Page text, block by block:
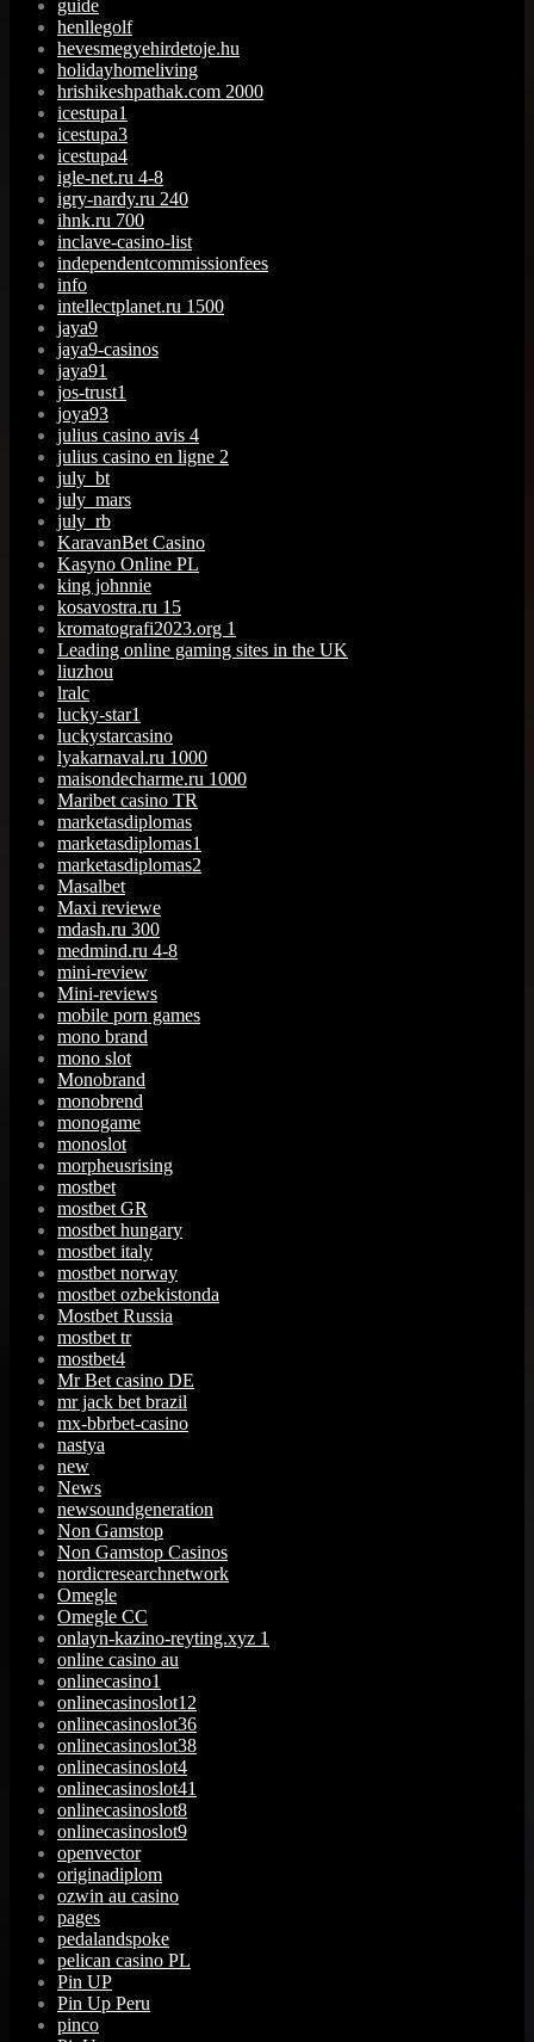
guide
henllegolf
hevesmegyehirdetoje.hu
holidayhomeliving
hrishikeshpathak.com 2000
icestupa1
icestupa3
icestupa4
igle-net.ru 4-8
igry-nardy.ru 240
ihnk.ru 700
inclave-casino-list
independentcommissionfees
info
intellectplanet.ru 1500
jaya9
jaya9-casinos
jaya91
jos-trust1
joya93
julius casino avis 4
julius casino en ligne 2
july_bt
july_mars
july_rb
KaravanBet Casino
Kasyno Online PL
king johnnie
kosavostra.ru 15
kromatografi2023.org 1
Leading online gaming sites in the UK
liuzhou
lralc
lucky-star1
luckystarcasino
lyakarnaval.ru 1000
maisondecharme.ru 1000
Maribet casino TR
marketasdiplomas
marketasdiplomas1
marketasdiplomas2
Masalbet
Maxi reviewe
mdash.ru 300
medmind.ru 4-8
mini-review
Mini-reviews
mobile porn games
mono brand
mono slot
Monobrand
monobrend
monogame
monoslot
morpheusrising
mostbet
mostbet GR
mostbet hungary
mostbet italy
mostbet norway
mostbet ozbekistonda
Mostbet Russia
mostbet tr
mostbet4
Mr Bet casino DE
mr jack bet brazil
mx-bbrbet-casino
nastya
new
News
newsoundgeneration
Non Gamstop
Non Gamstop Casinos
nordicresearchnetwork
Omegle
Omegle CC
onlayn-kazino-reyting.xyz 1
online casino au
onlinecasino1
onlinecasinoslot12
onlinecasinoslot36
onlinecasinoslot38
onlinecasinoslot4
onlinecasinoslot41
onlinecasinoslot8
onlinecasinoslot9
openvector
originadiplom
ozwin au casino
pages
pedalandspoke
pelican casino PL
Pin UP
Pin Up Peru
pinco